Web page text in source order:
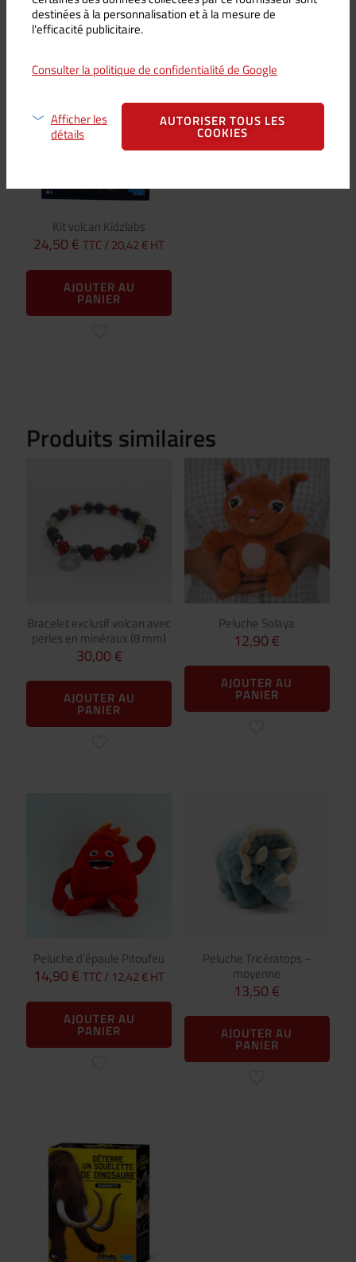
destinées à la personnalisation et à la mesure de
l'efficacité publicitaire.
Consulter la politique de confidentialité de Google
AUTORISER TOUS LES
COOKIES
Afficher les
détails
Vous aimerez peut-être
aussi…
Kit volcan Kidzlabs
24,50€ TTC /20,42 €HT
AJOUTER AU
PANIER
Produits similaires
Bracelet exclusif volcan avec
perles en minéraux (8 mm)
30,00€
AJOUTER AU
PANIER
Peluche Solaya
12,90€
AJOUTER AU
PANIER
Peluche d’épaule Pitoufeu
14,90€ TTC / 12,42 €HT
AJOUTER AU
PANIER
Peluche Tricératops –
moyenne
13,50€
AJOUTER AU
PANIER